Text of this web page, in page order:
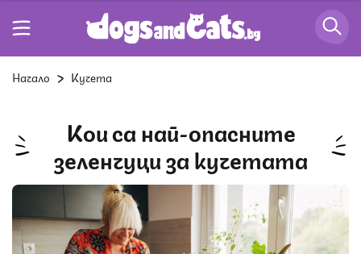
Начало Кучета
Кои са най-опасните
зеленчуци за кучетата